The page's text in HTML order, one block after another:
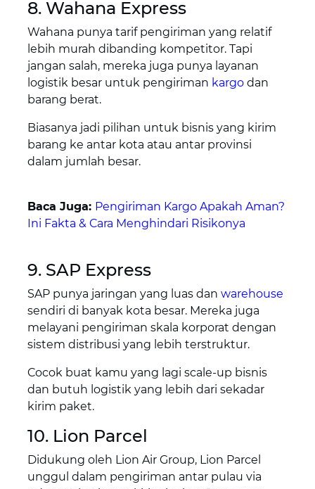
8. Wahana Express
Wahana punya tarif pengiriman yang relatif
lebih murah dibanding kompetitor. Tapi
jangan salah, mereka juga punya layanan
logistik besar untuk pengiriman kargodan
barang berat.
Biasanya jadi pilihan untuk bisnis yang kirim
barang ke antar kota atau antar provinsi
dalam jumlah besar.
Baca Juga: Pengiriman Kargo Apakah Aman?
Ini Fakta & Cara Menghindari Risikonya
9. SAP Express
SAP punya jaringan yang luas dan warehouse
sendiri di banyak kota besar. Mereka juga
melayani pengiriman skala korporat dengan
sistem distribusi yang lebih terstruktur.
Cocok buat kamu yang lagi scale-up bisnis
dan butuh logistik yang lebih dari sekadar
kirim paket.
10. Lion Parcel
Didukung oleh Lion Air Group, Lion Parcel
unggul dalam pengiriman antar pulau via